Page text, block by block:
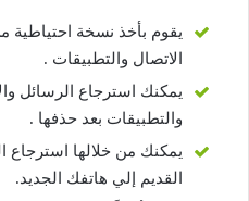
يقوم بأخذ نسخة احتياطية
الاتصال والتطبيقات .
يمكنك استرجاع الرسائل
والتطبيقات بعد حذفها .
يمكنك من خلالها
القديم إلي هاتفك الجديد.